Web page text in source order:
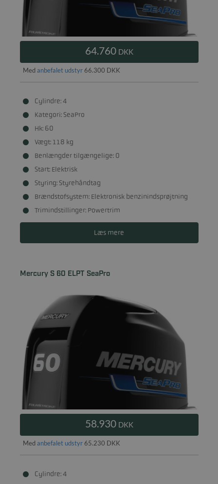
64.760 DKK
Med anbefalet udstyr66.300 DKK
Cylindre: 4
Kategori: SeaPro
Hk: 60
Vægt: 118 kg
Benlængder tilgængelige: 0
Start: Elektrisk
Styring: Styrehåndtag
Brændstofsystem: Elektronisk benzinindsprøjtning
Trimindstillinger: Powertrim
Læs mere
Mercury S 60 ELPT SeaPro
58.930 DKK
Med anbefalet udstyr65.230 DKK
Cylindre: 4